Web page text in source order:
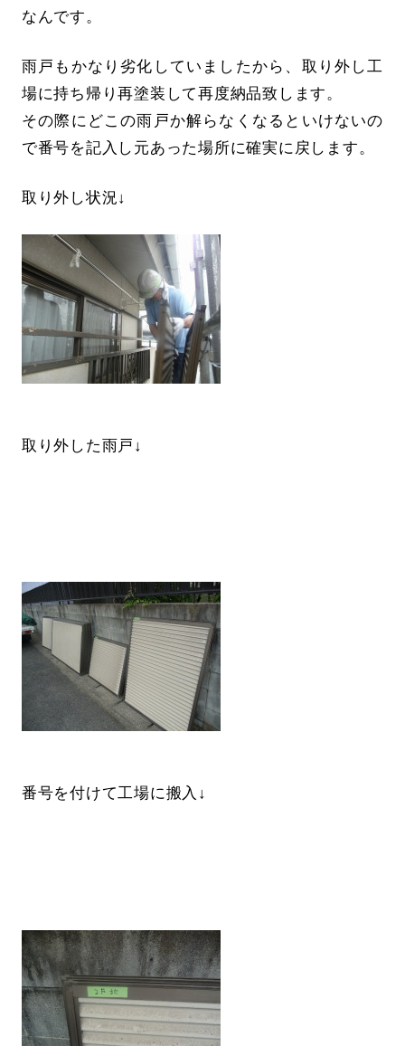
なんです。
雨戸もかなり劣化していましたから、取り外し工
場に持ち帰り再塗装して再度納品致します。
その際にどこの雨戸か解らなくなるといけないの
で番号を記入し元あった場所に確実に戻します。
取り外し状況↓
取り外した雨戸↓
番号を付けて工場に搬入↓